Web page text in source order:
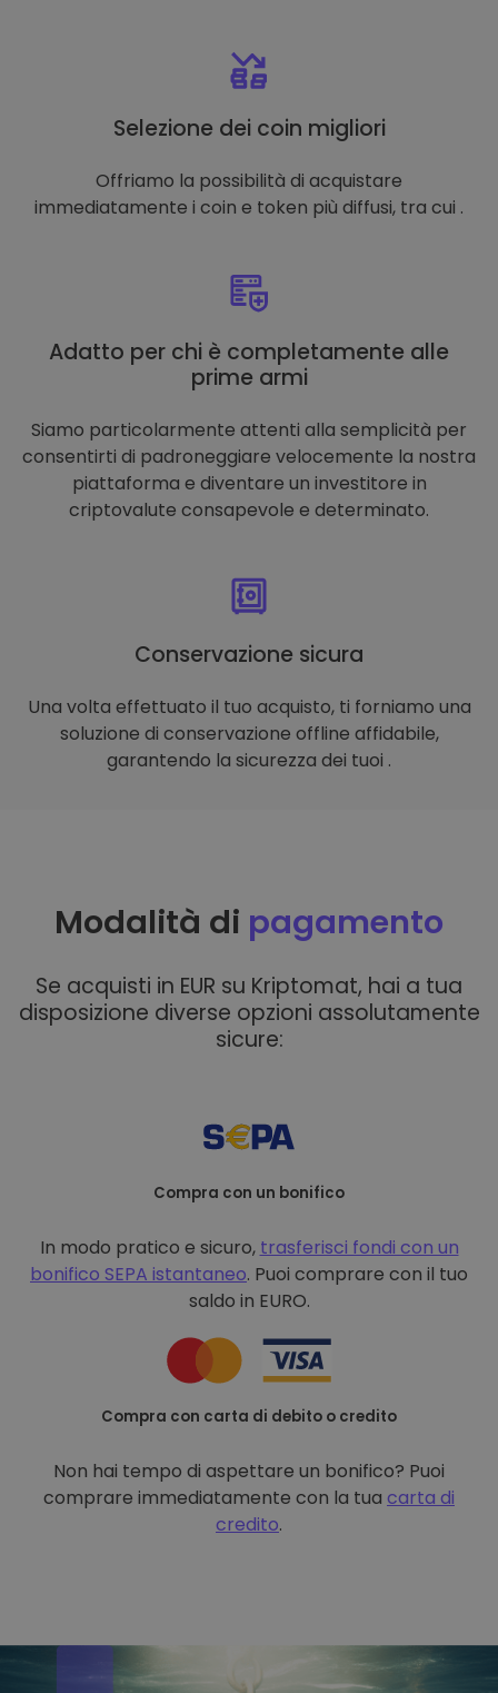
Selezione dei coin migliori
Offriamo la possibilità di acquistare
immediatamente i coin e token più diffusi, tra cui .
Adatto per chi è completamente alle
prime armi
Siamo particolarmente attenti alla semplicità per
consentirti di padroneggiare velocemente la nostra
piattaforma e diventare un investitore in
criptovalute consapevole e determinato.
Conservazione sicura
Una volta effettuato il tuo acquisto, ti forniamo una
soluzione di conservazione offline affidabile,
garantendo la sicurezza dei tuoi .
Modalità di pagamento
Se acquisti in EUR su Kriptomat, hai a tua
disposizione diverse opzioni assolutamente
sicure:
Compra con un bonifico
In modo pratico e sicuro, trasferisci fondi con un
bonifico SEPA istantaneo. Puoi comprare con il tuo
saldo in EURO.
Compra con carta di debito o credito
Non hai tempo di aspettare un bonifico? Puoi
comprare immediatamente con la tua carta di
credito.